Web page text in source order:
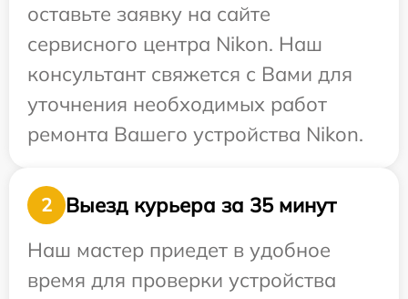
оставьте заявку на сайте
сервисного центра Nikon. Наш
консультант свяжется с Вами для
уточнения необходимых работ
ремонта Вашего устройства Nikon.
2
Выезд курьера за 35 минут
Наш мастер приедет в удобное
время для проверки устройства